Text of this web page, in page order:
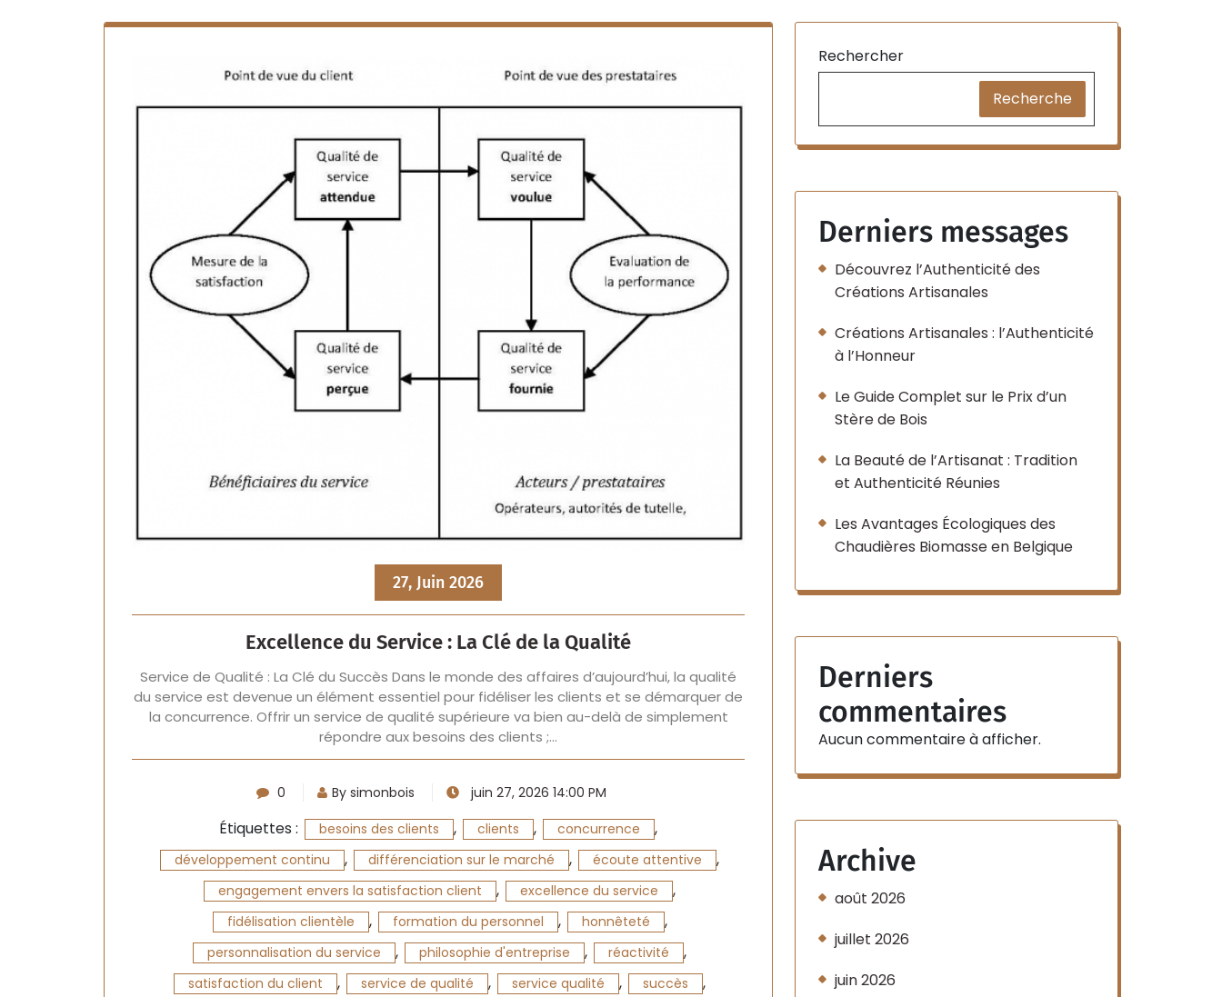
27, Juin 2026
Excellence du Service : La Clé de la Qualité
Service de Qualité : La Clé du Succès Dans le monde des affaires d’aujourd’hui, la qualité
du service est devenue un élément essentiel pour fidéliser les clients et se démarquer de
la concurrence. Offrir un service de qualité supérieure va bien au-delà de simplement
répondre aux besoins des clients ;…
0 By simonbois juin 27, 2026 14:00 PM
Étiquettes : besoins des clients , clients , concurrence ,
développement continu , différenciation sur le marché , écoute attentive ,
engagement envers la satisfaction client , excellence du service ,
fidélisation clientèle , formation du personnel , honnêteté ,
personnalisation du service , philosophie d'entreprise , réactivité ,
satisfaction du client , service de qualité , service qualité , succès ,
Rechercher
Recherche
Derniers messages
Découvrez l’Authenticité des
Créations Artisanales
Créations Artisanales : l’Authenticité
à l’Honneur
Le Guide Complet sur le Prix d’un
Stère de Bois
La Beauté de l’Artisanat : Tradition
et Authenticité Réunies
Les Avantages Écologiques des
Chaudières Biomasse en Belgique
Derniers
commentaires
Aucun commentaire à afficher.
Archive
août 2026
juillet 2026
juin 2026